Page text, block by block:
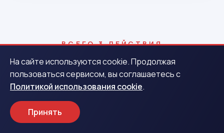
ВСЕГО 3 ДЕЙСТВИЯ
Как получить деньги в Агрызе
1
Заявка
На сайте используются cookie. Продолжая
пользоваться сервисом, вы соглашаетесь с
Политикой использования cookie.
Принять